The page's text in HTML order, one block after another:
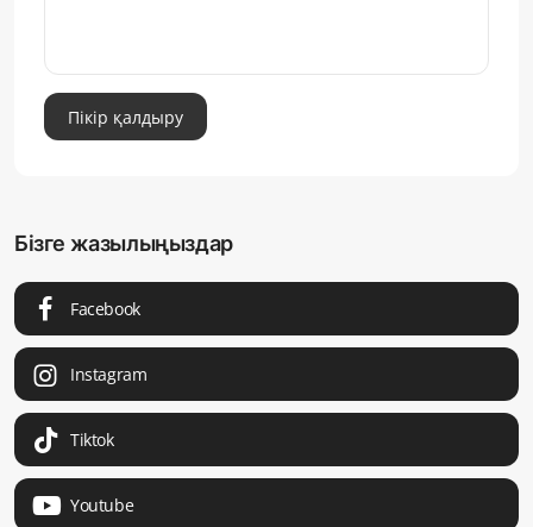
Пікір қалдыру
Бізге жазылыңыздар
Facebook
Instagram
Tiktok
Youtube